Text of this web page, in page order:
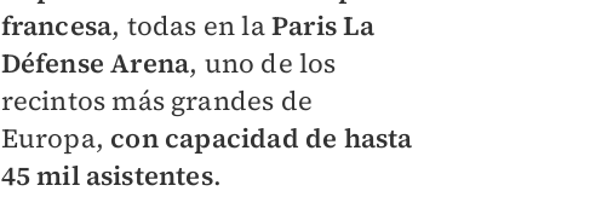
francesa, todas en laParis La
Défense Arena, uno de los
recintos más grandes de
Europa, con capacidad de hasta
45 mil asistentes.